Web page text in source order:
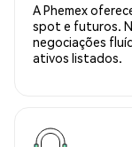
A Phemex
spot e futuros.
negociações
ativos listados.